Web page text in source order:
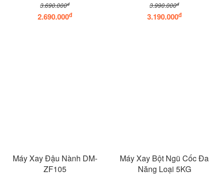
3.690.000đ
2.690.000đ
3.990.000đ
3.190.000đ
Máy Xay Đậu Nành DM-
ZF105
Máy Xay Bột Ngũ Cốc Đa
Năng Loại 5KG